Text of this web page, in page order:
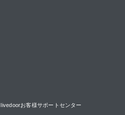
livedoorお客様サポートセンター